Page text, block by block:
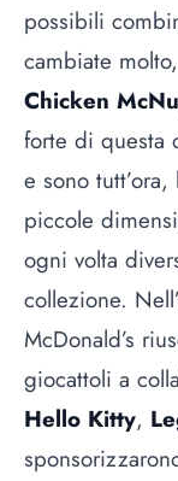
possibili
cambiate
Chicken
forte di questa
e sono
piccole
ogni volta
collezione.
McDonald’s
giocattoli a
Hello Kitty,